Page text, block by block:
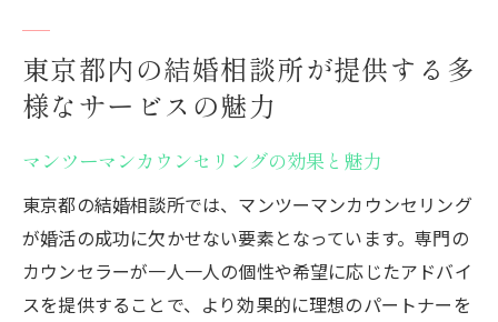
東京都内の結婚相談所が提供する多
様なサービスの魅力
マンツーマンカウンセリングの効果と魅力
東京都の結婚相談所では、マンツーマンカウンセリング
が婚活の成功に欠かせない要素となっています。専門の
カウンセラーが一人一人の個性や希望に応じたアドバイ
スを提供することで、より効果的に理想のパートナーを